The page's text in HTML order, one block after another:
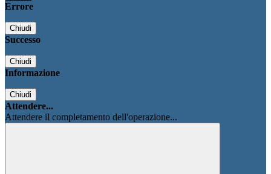
Errore
Chiudi
Successo
Chiudi
Informazione
Chiudi
Attendere...
Attendere il completamento dell'operazione...